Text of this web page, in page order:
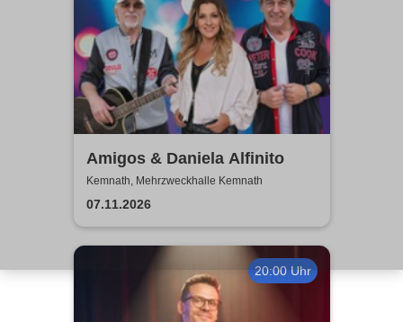
Amigos & Daniela Alfinito
Kemnath, Mehrzweckhalle Kemnath
07.11.2026
20:00 Uhr